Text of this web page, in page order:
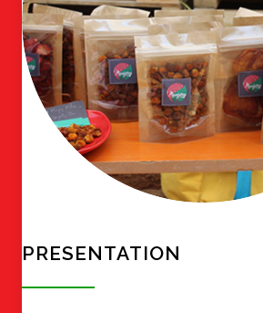
PRESENTATION